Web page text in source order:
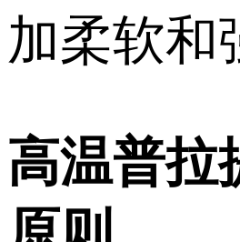
加柔软和
高温普拉